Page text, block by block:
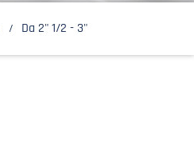
Da 2" 1/2 - 3"